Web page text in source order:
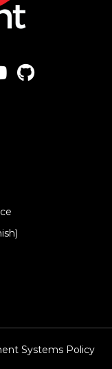
Systems Policy